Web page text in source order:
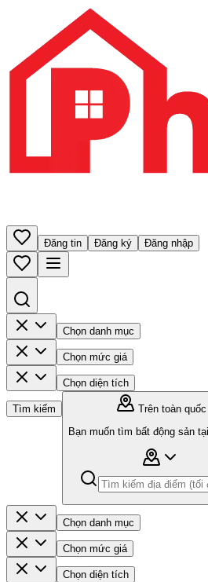
Đăng tin Đăng ký Đăng nhập
Chọn danh mục
Chọn mức giá
Chọn diện tích
Tìm kiếm
Trên toàn quốc
Bạn muốn tìm bất động sản
Chọn danh mục
Chọn mức giá
Chọn diện tích